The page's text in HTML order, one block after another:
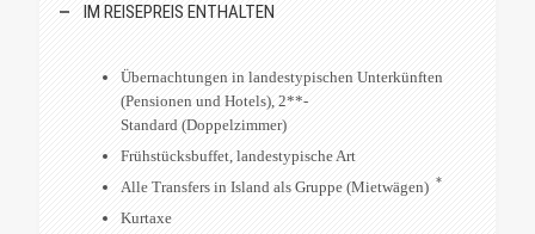
IM REISEPREIS ENTHALTEN
Übernachtungen in landestypischen Unterkünften
(Pensionen und Hotels), 2**-
Standard (Doppelzimmer)
Frühstücksbuffet, landestypische Art
Alle Transfers in Island als Gruppe (Mietwägen) *
Kurtaxe